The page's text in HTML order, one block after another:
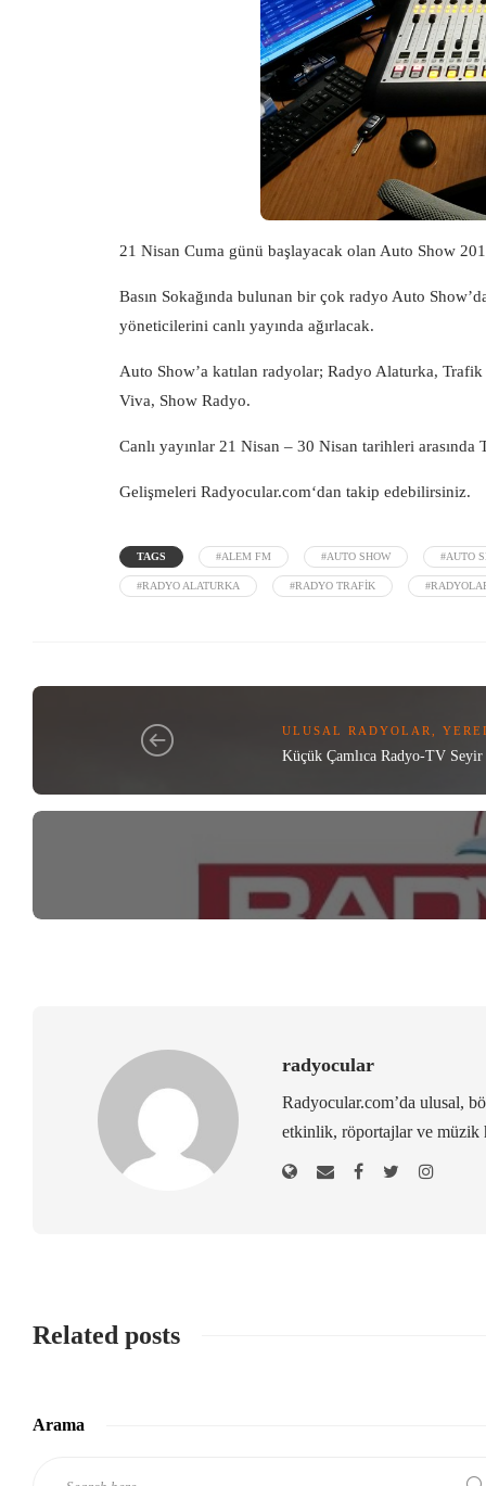
21 Nisan Cuma günü başlayacak olan Auto Show
Basın Sokağında bulunan bir çok radyo Auto
yöneticilerini canlı yayında ağırlacak.
Auto Show’a katılan radyolar; Radyo Alaturka,
Viva, Show Radyo.
Canlı yayınlar 21 Nisan – 30 Nisan tarihleri
Gelişmeleri Radyocular.com‘dan takip edebilirsiniz.
TAGS #ALEM FM #AUTO SHOW #AUTO
#RADYO ALATURKA #RADYO TRAFIK
ULUSAL RADYOLAR
Küçük Çamlıca Radyo-TV
radyocular
Radyocular.com’da ulusal,
etkinlik, röportajlar ve müzik
Related posts
Arama